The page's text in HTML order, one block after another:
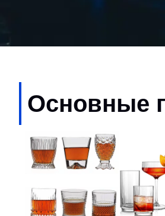
Основные